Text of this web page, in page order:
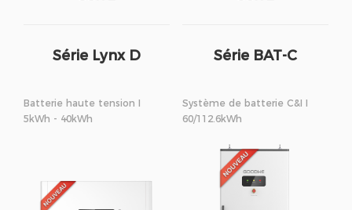
Série Lynx D
Batterie haute tension I
5kWh - 40kWh
Série BAT-C
Système de batterie C&I I
60/112.6kWh